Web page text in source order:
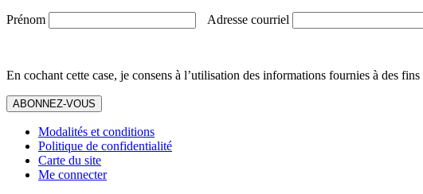
Prénom Adresse courriel
En cochant cette case, je consens à l’utilisation des informations fournies à des
ABONNEZ-VOUS
Modalités et conditions
Politique de confidentialité
Carte du site
Me connecter